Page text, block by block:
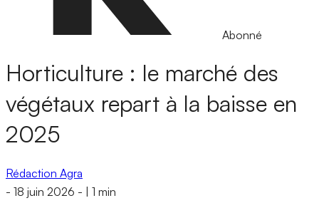
Abonné
Horticulture : le marché des
végétaux repart à la baisse en
2025
Rédaction Agra
- 18 juin 2026 - 1 min